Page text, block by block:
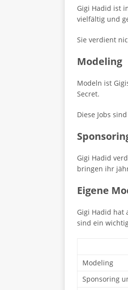
Gigi Hadid ist
vielfältig und
Sie verdient
Modeling
Modeln ist
Secret.
Diese Jobs
Gigi Hadid
bringen ihr
Eigene
Gigi Hadid hat
sind ein
Modeling
Sponsoring